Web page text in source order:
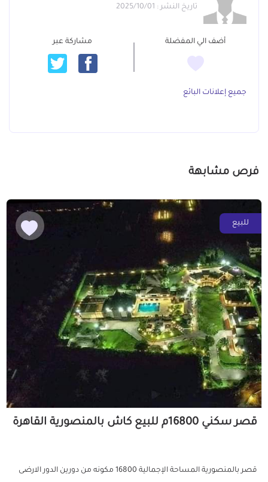
تاريخ النشر : 2025/10/01
أضف الي المفضلة مشاركة عبر
جميع إعلانات البائع
فرص مشابهة
للبيع
قصر سكني 16800م للبيع كاش بالمنصورية القاهرة
قصر بالمنصورية المساحة الإجمالية 16800 مكونه من دورين الدور الارضى